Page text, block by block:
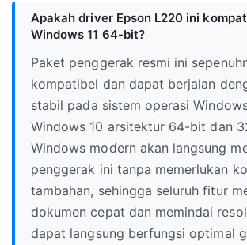
Apakah driver Epson L220 ini
Windows 11 64-bit?
Paket penggerak resmi ini
kompatibel dan dapat berjalan
stabil pada sistem operasi
Windows 10 arsitektur 64-bit dan
Windows modern akan langsung
penggerak ini tanpa memerlukan
tambahan, sehingga seluruh fitur
dokumen cepat dan memindai
dapat langsung berfungsi optimal